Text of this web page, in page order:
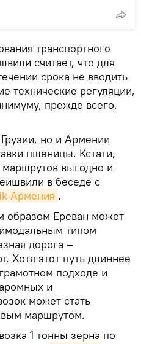
транспортного
считает, что для
срока не вводить
технические регуляции,
прежде всего,
но и Армении
пшеницы. Кстати,
маршрутов выгодно и
в беседе с
Армения .
образом Ереван может
типом
дорога –
Хотя этот путь длиннее
подходе и
и
может стать
маршрутом.
1 тонны зерна по